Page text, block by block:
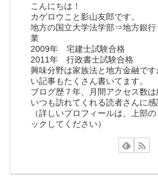
こんにちは！
カゲロウこと影山友郎です。
地方の国立大学法学部⇒地方銀
業
2009年 宅建士試験合格
2011年 行政書士試験合格
興味分野は家族法と地方金融で
い記事もたくさん書いてます。
ブログ歴７年、月間アクセス数は
いつも訪れてくれる読者さんに感
（詳しいプロフィールは、上部
ックしてください）